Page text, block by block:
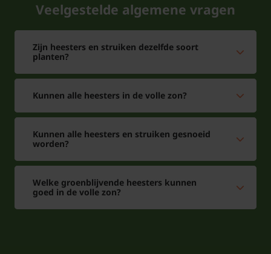
Veelgestelde algemene vragen
Zijn heesters en struiken dezelfde soort
planten?
Kunnen alle heesters in de volle zon?
Kunnen alle heesters en struiken gesnoeid
worden?
Welke groenblijvende heesters kunnen
goed in de volle zon?